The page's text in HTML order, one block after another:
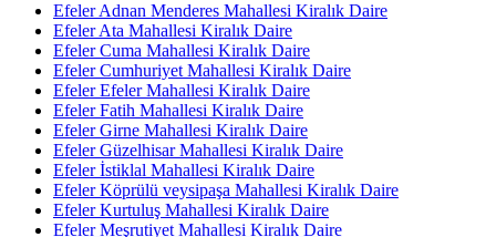
Efeler Adnan Menderes Mahallesi Kiralık Daire
Efeler Ata Mahallesi Kiralık Daire
Efeler Cuma Mahallesi Kiralık Daire
Efeler Cumhuriyet Mahallesi Kiralık Daire
Efeler Efeler Mahallesi Kiralık Daire
Efeler Fatih Mahallesi Kiralık Daire
Efeler Girne Mahallesi Kiralık Daire
Efeler Güzelhisar Mahallesi Kiralık Daire
Efeler İstiklal Mahallesi Kiralık Daire
Efeler Köprülü veysipaşa Mahallesi Kiralık Daire
Efeler Kurtuluş Mahallesi Kiralık Daire
Efeler Meşrutiyet Mahallesi Kiralık Daire